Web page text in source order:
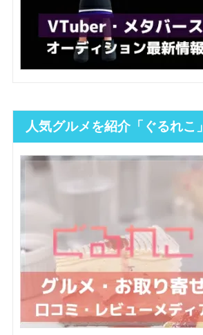
人気グルメを紹介「ぐるれこ」